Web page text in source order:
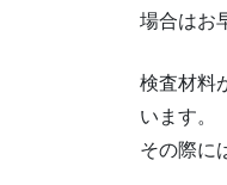
場合はお
検査材料
います。
その際に